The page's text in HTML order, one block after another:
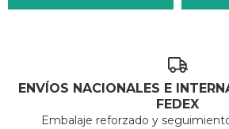
ENVÍOS NACIONALES E
FEDEX
Embalaje reforzado y